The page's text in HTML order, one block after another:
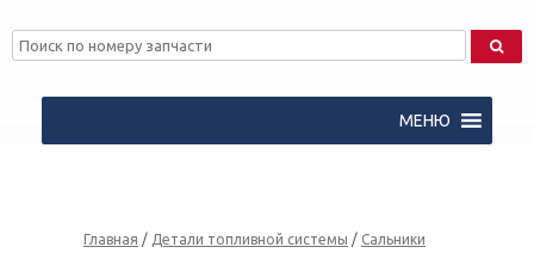
МЕНЮ
Главная / Детали топливной системы / Сальники